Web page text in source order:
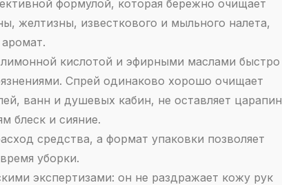
формулой, которая бережно очищает
желтизны, известкового и мыльного налета,
кислотой и эфирными маслами быстро
Спрей одинаково хорошо очищает
ванн и душевых кабин, не оставляет царапин
блеск и сияние.
средства, а формат упаковки позволяет
уборки.
экспертизами: он не раздражает кожу рук